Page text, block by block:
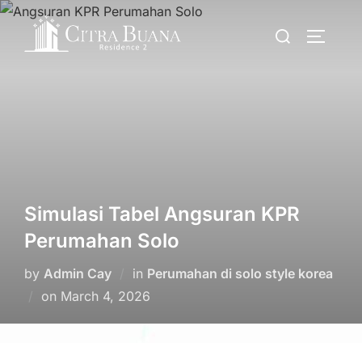
Skip
content
Search
Simulasi Tabel Angsuran KPR
Perumahan Solo
by Admin Cay in Perumahan di solo style korea
on Posted
March 4, 2026